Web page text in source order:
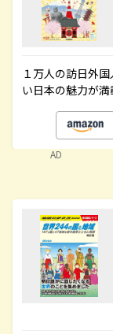
１万人の訪日外
い日本の魅力が
AD